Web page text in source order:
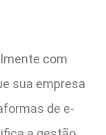
com
sua empresa
de e-